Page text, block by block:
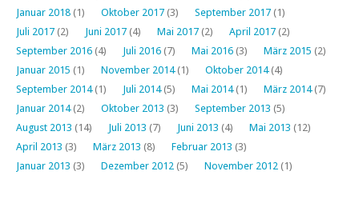
Januar 2018 (1) Oktober 2017 (3) September 2017 (1)
Juli 2017 (2) Juni 2017 (4) Mai 2017 (2) April 2017 (2)
September 2016 (4) Juli 2016 (7) Mai 2016 (3) März 2015 (2)
Januar 2015 (1) November 2014(1) Oktober 2014(4)
September 2014(1) Juli 2014(5) Mai 2014(1) März 2014(7)
Januar 2014(2) Oktober 2013 (3) September 2013 (5)
August 2013 (14) Juli 2013 (7) Juni 2013 (4) Mai 2013 (12)
April 2013 (3) März 2013 (8) Februar 2013 (3)
Januar 2013 (3) Dezember 2012 (5) November 2012 (1)